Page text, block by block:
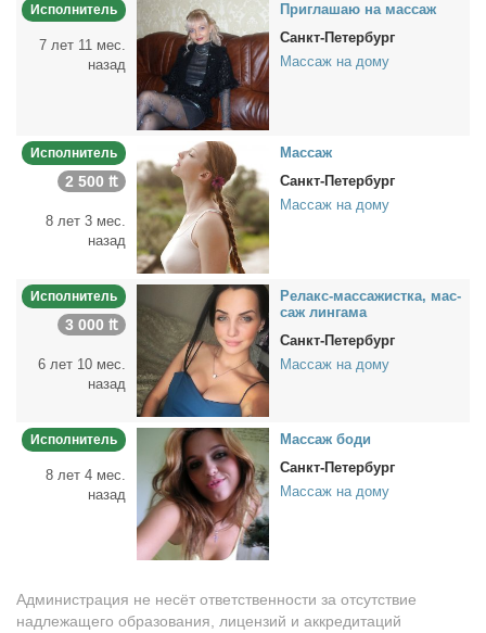
Исполнитель
7 лет 11 мес.
назад
При­гла­шаю на мас­саж
Санкт-Петербург
Массаж на дому
Исполнитель
2 500 ₶
8 лет 3 мес.
назад
Мас­саж
Санкт-Петербург
Массаж на дому
Исполнитель
3 000 ₶
6 лет 10 мес.
назад
Ре­лакс-мас­са­жист­ка, мас­
саж лин­га­ма
Санкт-Петербург
Массаж на дому
Исполнитель
8 лет 4 мес.
назад
Мас­саж бо­ди
Санкт-Петербург
Массаж на дому
Администрация не несёт ответственности за отсутствие
надлежащего образования, лицензий и аккредитаций